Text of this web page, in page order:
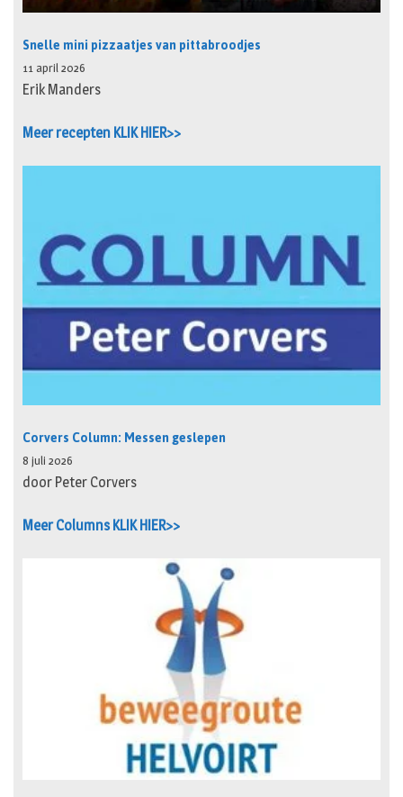
Snelle mini pizzaatjes van pittabroodjes
11 april 2026
Erik Manders
Meer recepten KLIK HIER>>
Corvers Column: Messen geslepen
8 juli 2026
door Peter Corvers
Meer Columns KLIK HIER>>